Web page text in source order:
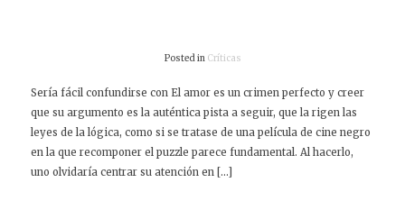
Posted in Críticas
Sería fácil confundirse con El amor es un crimen perfecto y creer
que su argumento es la auténtica pista a seguir, que la rigen las
leyes de la lógica, como si se tratase de una película de cine negro
en la que recomponer el puzzle parece fundamental. Al hacerlo,
uno olvidaría centrar su atención en […]